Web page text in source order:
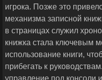
игрока. Позже это
механизма записной
в страницах служил
книжка стала ключевым
использование книги,
прибегать к